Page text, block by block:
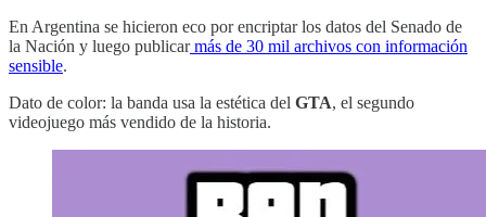
En Argentina se hicieron eco por encriptar los datos del Senado de
la Nación y luego publicarmás de 30 mil archivos con información
sensible.
Dato de color: la banda usa la estética del GTA, el segundo
videojuego más vendido de la historia.